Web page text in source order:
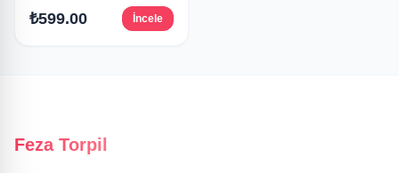
₺599.00 İncele
Feza Torpil